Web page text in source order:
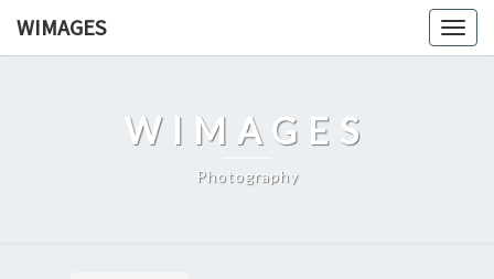
GaWIMAGES
WIMAGES
Photography